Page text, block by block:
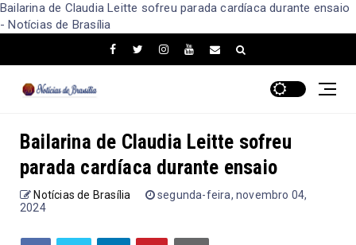
Bailarina de Claudia Leitte sofreu parada cardíaca durante ensaio
- Notícias de Brasília
Bailarina de Claudia Leitte sofreu
parada cardíaca durante ensaio
Notícias de Brasília
segunda-feira, novembro 04,
2024